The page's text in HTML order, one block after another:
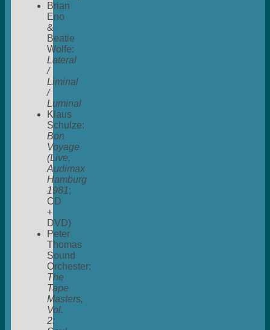
Brian
Eno
&
Beatie
Wolfe:
Lateral
/
Liminal
/
Luminal
Klaus
Schulze:
Bon
Voyage
(Live,
Audimax
Hamburg
1981;
CD
+
DVD)
Peter
Thomas
Sound
Orchester:
The
Tape
Masters,
Vol.
2: